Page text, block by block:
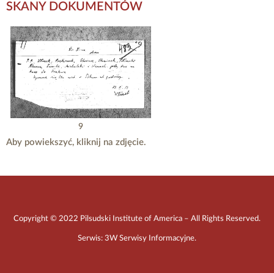
SKANY DOKUMENTÓW
9
Aby powiekszyć, kliknij na zdjęcie.
Copyright © 2022 Pilsudski Institute of America – All Rights Reserved.
Serwis: 3W Serwisy Informacyjne.